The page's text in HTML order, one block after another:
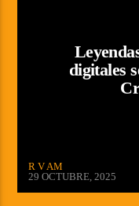
digitales
R V AM
29 OCTUBRE, 2025